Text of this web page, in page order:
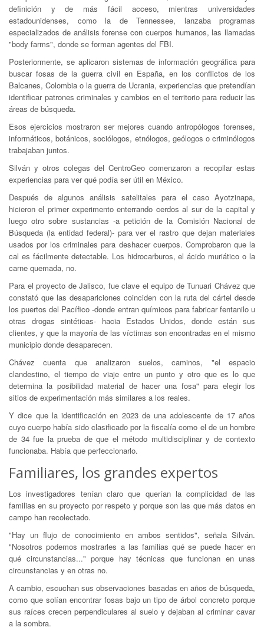
definición y de más fácil acceso, mientras universidades
estadounidenses, como la de Tennessee, lanzaba programas
especializados de análisis forense con cuerpos humanos, las llamadas
"body farms", donde se forman agentes del FBI.
Posteriormente, se aplicaron sistemas de información geográfica para
buscar fosas de la guerra civil en España, en los conflictos de los
Balcanes, Colombia o la guerra de Ucrania, experiencias que pretendían
identificar patrones criminales y cambios en el territorio para reducir las
áreas de búsqueda.
Esos ejercicios mostraron ser mejores cuando antropólogos forenses,
informáticos, botánicos, sociólogos, etnólogos, geólogos o criminólogos
trabajaban juntos.
Silván y otros colegas del CentroGeo comenzaron a recopilar estas
experiencias para ver qué podía ser útil en México.
Después de algunos análisis satelitales para el caso Ayotzinapa,
hicieron el primer experimento enterrando cerdos al sur de la capital y
luego otro sobre sustancias -a petición de la Comisión Nacional de
Búsqueda (la entidad federal)- para ver el rastro que dejan materiales
usados por los criminales para deshacer cuerpos. Comprobaron que la
cal es fácilmente detectable. Los hidrocarburos, el ácido muriático o la
carne quemada, no.
Para el proyecto de Jalisco, fue clave el equipo de Tunuari Chávez que
constató que las desapariciones coinciden con la ruta del cártel desde
los puertos del Pacífico -donde entran químicos para fabricar fentanilo u
otras drogas sintéticas- hacia Estados Unidos, donde están sus
clientes, y que la mayoría de las víctimas son encontradas en el mismo
municipio donde desaparecen.
Chávez cuenta que analizaron suelos, caminos, "el espacio
clandestino, el tiempo de viaje entre un punto y otro que es lo que
determina la posibilidad material de hacer una fosa" para elegir los
sitios de experimentación más similares a los reales.
Y dice que la identificación en 2023 de una adolescente de 17 años
cuyo cuerpo había sido clasificado por la fiscalía como el de un hombre
de 34 fue la prueba de que el método multidisciplinar y de contexto
funcionaba. Había que perfeccionarlo.
Familiares, los grandes expertos
Los investigadores tenían claro que querían la complicidad de las
familias en su proyecto por respeto y porque son las que más datos en
campo han recolectado.
"Hay un flujo de conocimiento en ambos sentidos", señala Silván.
"Nosotros podemos mostrarles a las familias qué se puede hacer en
qué circunstancias..." porque hay técnicas que funcionan en unas
circunstancias y en otras no.
A cambio, escuchan sus observaciones basadas en años de búsqueda,
como que solían encontrar fosas bajo un tipo de árbol concreto porque
sus raíces crecen perpendiculares al suelo y dejaban al criminar cavar
a la sombra.